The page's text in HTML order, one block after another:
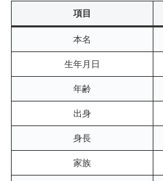
項目
本名
生年月日
年齢
出身
身長
家族